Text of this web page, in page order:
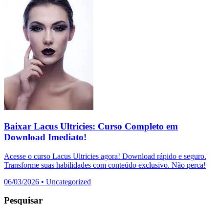
Baixar Lacus Ultricies: Curso Completo em
Download Imediato!
Acesse o curso Lacus Ultricies agora! Download rápido e seguro.
Transforme suas habilidades com conteúdo exclusivo. Não perca!
06/03/2026 • Uncategorized
Pesquisar